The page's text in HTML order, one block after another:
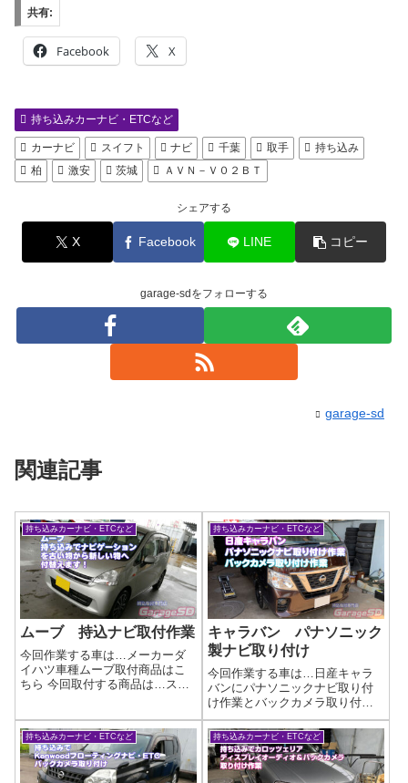
共有:
Facebook X
持ち込みカーナビ・ETCなど
カーナビ スイフト ナビ 千葉 取手
持ち込み
柏
激安 茨城 ＡＶＮ－Ｖ０２ＢＴ
シェアする
X Facebook LINE コピー
garage-sdをフォローする
garage-sd
関連記事
持ち込みカーナビ・ETCなど
ムーブ 持込ナビ取付作業
今回作業する車は…メーカーダ
イハツ車種ムーブ取付商品はこ
ちら 今回取付する商品は…スト
ていると、取り外しが必要で
す。フィルムアンテナなどは、
再利用できないので中古で使う
場合は新品を買い...
持ち込みカーナビ・ETCなど
キャラバン パナソニック
製ナビ取り付け
今回作業する車は…日産キャラ
バンにパナソニックナビ取り付
け作業とバックカメラ取り付け
作業メーカー日産車種キャラバ
ン取付商品はこちら 今回取付す
る商品は…Panasonic CN-
HE02WD CY-RC500HD最近は
ディスプレイオーディオ...
持ち込みカーナビ・ETCなど 持ち込みカーナビ・ETCなど